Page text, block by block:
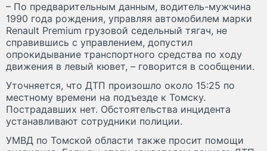
– По предварительным данным, водитель-мужчина
1990 года рождения, управляя автомобилем марки
Renault Premium грузовой седельный тягач, не
справившись с управлением, допустил
опрокидывание транспортного средства по ходу
движения в левый кювет, – говорится в сообщении.
Уточняется, что ДТП произошло около 15:25 по
местному времени на подъезде к Томску.
Пострадавших нет. Обстоятельства инцидента
устанавливают сотрудники полиции.
УМВД по Томской области также просит помощи